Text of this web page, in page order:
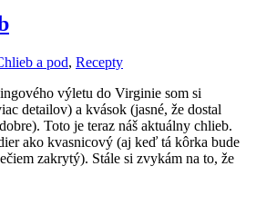
a pod, Recepty
výletu do Virginie som si
detailov) a kvások (jasné, že dostal
Toto je teraz náš aktuálny chlieb.
ako kvasnicový (aj keď tá kôrka bude
zakrytý). Stále si zvykám na to, že